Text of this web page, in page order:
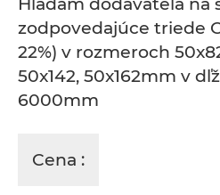
zodpovedajúce triede
22%) v rozmeroch
50x142, 50x162mm v
6000mm
Cena :